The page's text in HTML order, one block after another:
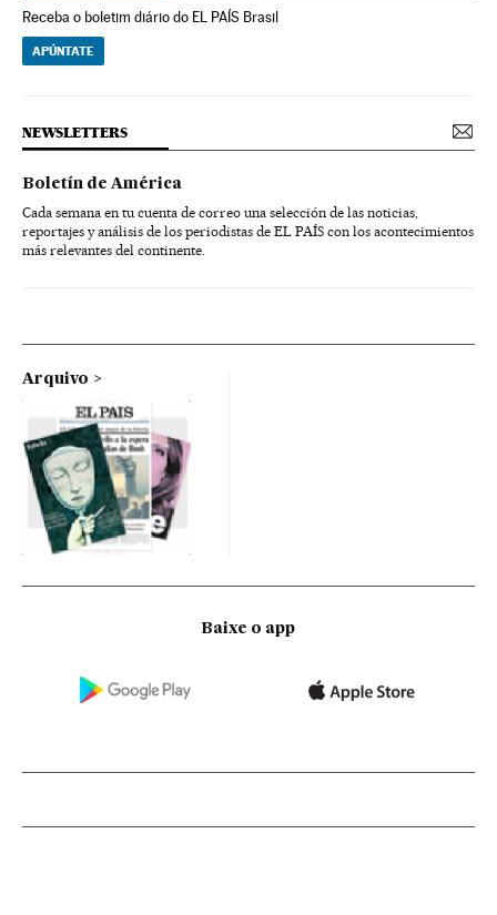
Receba o boletim diário do EL PAÍS Brasil
APÚNTATE
NEWSLETTERS
Boletín de América
Cada semana en tu cuenta de correo una selección de las noticias,
reportajes y análisis de los periodistas de EL PAÍS con los acontecimientos
más relevantes del continente.
Arquivo
Baixe o app